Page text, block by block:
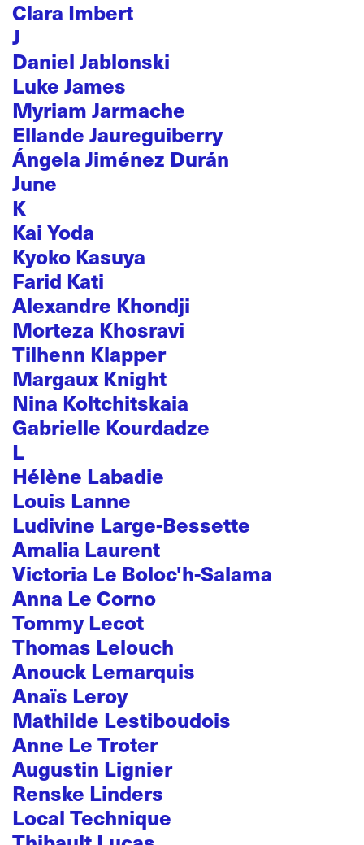
Clara Imbert
J
Daniel Jablonski
Luke James
Myriam Jarmache
Ellande Jaureguiberry
Ángela Jiménez Durán
June
K
Kai Yoda
Kyoko Kasuya
Farid Kati
Alexandre Khondji
Morteza Khosravi
Tilhenn Klapper
Margaux Knight
Nina Koltchitskaia
Gabrielle Kourdadze
L
Hélène Labadie
Louis Lanne
Ludivine Large-Bessette
Amalia Laurent
Victoria Le Boloc'h-Salama
Anna Le Corno
Tommy Lecot
Thomas Lelouch
Anouck Lemarquis
Anaïs Leroy
Mathilde Lestiboudois
Anne Le Troter
Augustin Lignier
Renske Linders
Local Technique